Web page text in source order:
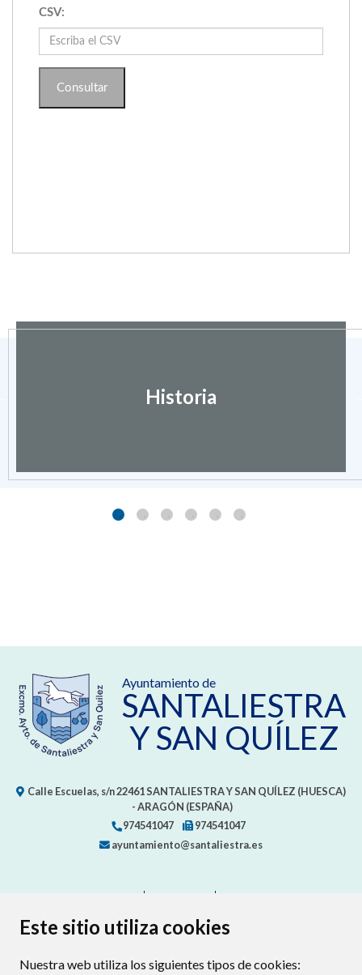
Este sitio utiliza cookies
Nuestra web utiliza los siguientes tipos de cookies:
Historia
Ayuntamiento de
SANTALIESTRA
Y SAN QUÍLEZ
Calle Escuelas, s/n22461SANTALIESTRA Y SAN QUÍLEZ (HUESCA)
- ARAGÓN (ESPAÑA)
974541047
974541047
ayuntamiento@santaliestra.es
PROTECCIÓN DE DATOS
POLÍTICA DE COOKIES